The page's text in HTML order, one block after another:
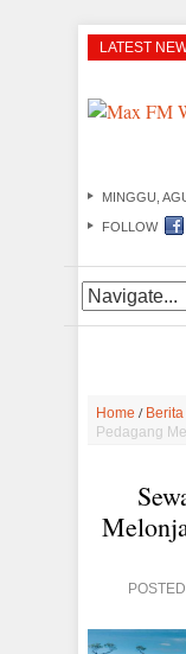
LATEST
MINGGU,
FOLLOW
Home / Berita
Pedagang